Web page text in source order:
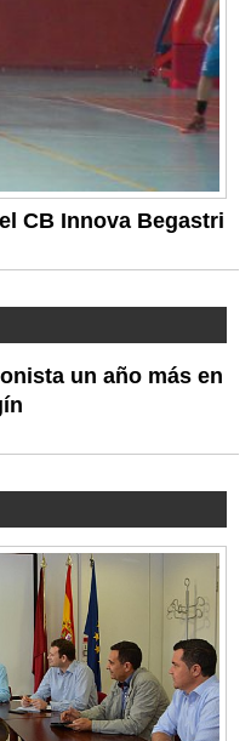
CB Innova Begastri
un año más en